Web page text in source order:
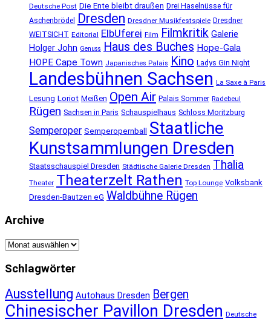
Deutsche Post Die Ente bleibt draußen Drei Haselnüsse für
Aschenbrödel
Dresden Dresdner Musikfestspiele Dresdner
WEITSICHT Editorial ElbUferei Film Filmkritik Galerie
Holger John Genuss Haus des Buches Hope-Gala
HOPE Cape Town Japanisches Palais Kino Ladys Gin Night
Landesbühnen Sachsen La Saxe à Paris
Lesung Loriot Meißen Open Air Palais Sommer Radebeul
Rügen Sachsen in Paris Schauspielhaus Schloss Moritzburg
Semperoper Semperopernball Staatliche
Kunstsammlungen Dresden
Staatsschauspiel Dresden Städtische Galerie Dresden Thalia
Theater Theaterzelt Rathen Top Lounge Volksbank
Dresden-Bautzen eG Waldbühne Rügen
Archive
Archive
Schlagwörter
Ausstellung Autohaus Dresden Bergen
Chinesischer Pavillon Dresden Deutsche